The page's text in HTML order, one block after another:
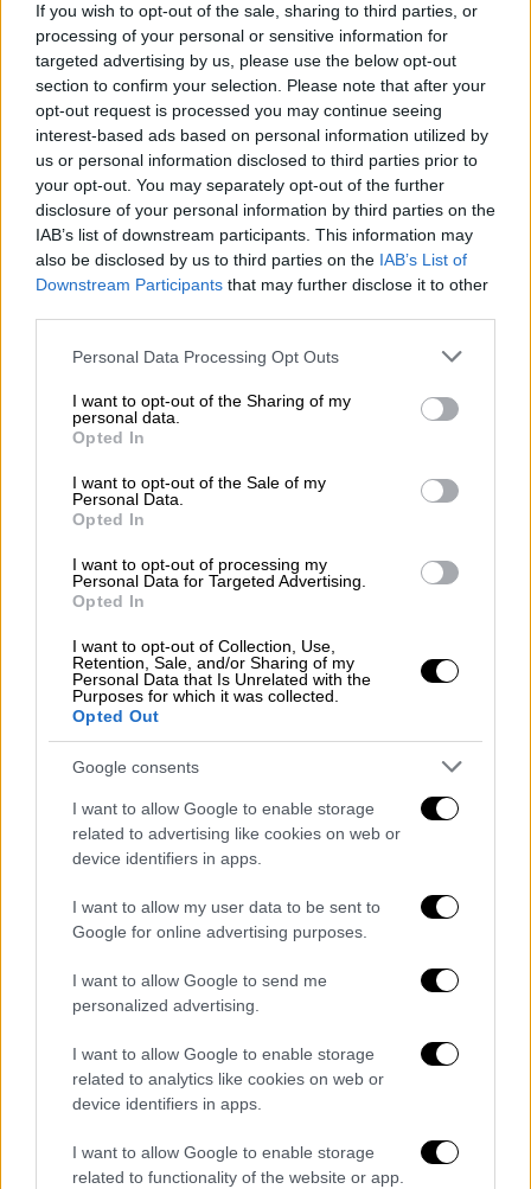
If you wish to opt-out of the sale, sharing to third parties, or
processing of your personal or sensitive information for
targeted advertising by us, please use the below opt-out
section to confirm your selection. Please note that after your
opt-out request is processed you may continue seeing
interest-based ads based on personal information utilized by
us or personal information disclosed to third parties prior to
your opt-out. You may separately opt-out of the further
disclosure of your personal information by third parties on the
IAB’s list of downstream participants. This information may
also be disclosed by us to third parties on the IAB’s List of
Downstream Participants that may further disclose it to other
Please note that this website/app uses one or more Google
not limited to your visit or usage behaviour. You may click to
grant or deny consent to Google and its third-party tags to
use your data for below specified purposes in below Google
consent section.
Personal Data Processing Opt Outs
I want to opt-out of the Sharing of my
personal data.
Opted In
I want to opt-out of the Sale of my
Personal Data.
Opted In
I want to opt-out of processing my
Personal Data for Targeted Advertising.
Opted In
I want to opt-out of Collection, Use,
Retention, Sale, and/or Sharing of my
Personal Data that Is Unrelated with the
Purposes for which it was collected.
Opted Out
Google consents
I want to allow Google to enable storage
related to advertising like cookies on web or
device identifiers in apps.
I want to allow my user data to be sent to
Google for online advertising purposes.
I want to allow Google to send me
personalized advertising.
I want to allow Google to enable storage
related to analytics like cookies on web or
device identifiers in apps.
I want to allow Google to enable storage
related to functionality of the website or app.
Αθλητισμός|22.04.2026 11:22
Από το όνειρο στον… εφιάλτη: Η
Λέστερ υποβιβάστηκε στην League
One 10 χρόνια μετά την κατάκτηση
της Premier League
Η βαριά ήττα με 3-0 από τη Μπράιτον
αποτέλεσε το τελευταίο επεισόδιο μιας
καθοδικής πορείας, με τους Μπλε να
συμπληρώνουν πέντε διαδοχικές ήττες στο
πρωτάθλημα χωρίς καν να σκοράρουν, ένα
αρνητικό σερί που είχε να εμφανιστεί εδώ
και περισσότερο από έναν αιώνα!
Ο 40χρονος τεχνικός αποχωρεί έχοντας
καθοδηγήσει την ομάδα σε μόλις 23 αγώνες,
παρότι είχε υπογράψει μακροχρόνιο
συμβόλαιο μέχρι το 2032! Το αρχικό θετικό
παιχνίδια και σημαντικά αποτελέσματα,
όπως το «διπλό» στη Νάπολι στο Champions
League, δεν είχε συνέχεια. Αντίθετα, η
εικόνα της ομάδας επιδεινώθηκε αισθητά, με
αποκορύφωμα τον ευρωπαϊκό αποκλεισμό
από την Παρί Σεν Ζερμέν με συνολικό σκορ
8-2, αλλά και την απώλεια επαφής με τις
θέσεις που οδηγούν στο Champions League.
Η διοίκηση της Τσέλσι, στην επίσημη
ήταν εύκολη, ωστόσο οι εμφανίσεις και τα
αποτελέσματα δεν ανταποκρίθηκαν στις
απαιτήσεις. Λίγο πριν από το τέλος του, ο
Ροσένιορ είχε ασκήσει δημόσια σκληρή
κριτική στους παίκτες του, χαρακτηρίζοντας
την εικόνα της ομάδας «απαράδεκτη σε όλα
τα επίπεδα» και ζητώντας άμεσες αλλαγές.